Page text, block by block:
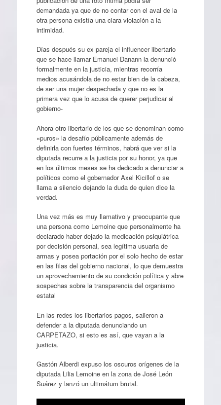
demandada ya que de no contar con el aval de la
otra persona existía una clara violación a la
intimidad.
Días después su ex pareja el influencer libertario
que se hace llamar Emanuel Danann la denunció
formalmente en la justicia, mientras recorría
medios acusándola de no estar bien de la cabeza,
de ser una mujer despechada y que no es la
primera vez que lo acusa de querer perjudicar al
gobierno-
Ahora otro libertario de los que se denominan como
«puros» la desafío públicamente además de
definirla con fuertes términos, habrá que ver si la
diputada recurre a la justicia por su honor, ya que
en los últimos meses se ha dedicado a denunciar a
políticos como el gobernador Axel Kicillof o se
llama a silencio dejando la duda de quien dice la
verdad.
Una vez más es muy llamativo y preocupante que
una persona como Lemoine que personalmente ha
declarado haber dejado la medicación psiquiátrica
por decisión personal, sea legítima usuaria de
armas y posea portación por el solo hecho de estar
en las filas del gobierno nacional, lo que demuestra
un aprovechamiento de su condición política y abre
sospechas sobre la transparencia del organismo
estatal
En las redes los libertarios pagos, salieron a
defender a la diputada denunciando un
CARPETAZO, si esto es así, que vayan a la
justicia.
Gastón Alberdi expuso los oscuros orígenes de la
diputada Lilia Lemoine en la zona de José León
Suárez y lanzó un ultimátum brutal.